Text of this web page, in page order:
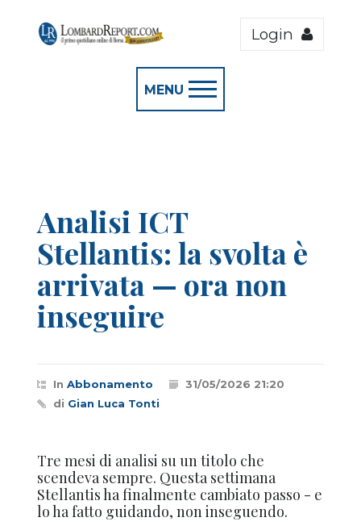
Login
MENU
Analisi ICT
Stellantis: la svolta è
arrivata — ora non
inseguire
In Abbonamento
31/05/2026 21:20
di Gian Luca Tonti
Tre mesi di analisi su un titolo che
scendeva sempre. Questa settimana
Stellantis ha finalmente cambiato passo - e
lo ha fatto guidando, non inseguendo.